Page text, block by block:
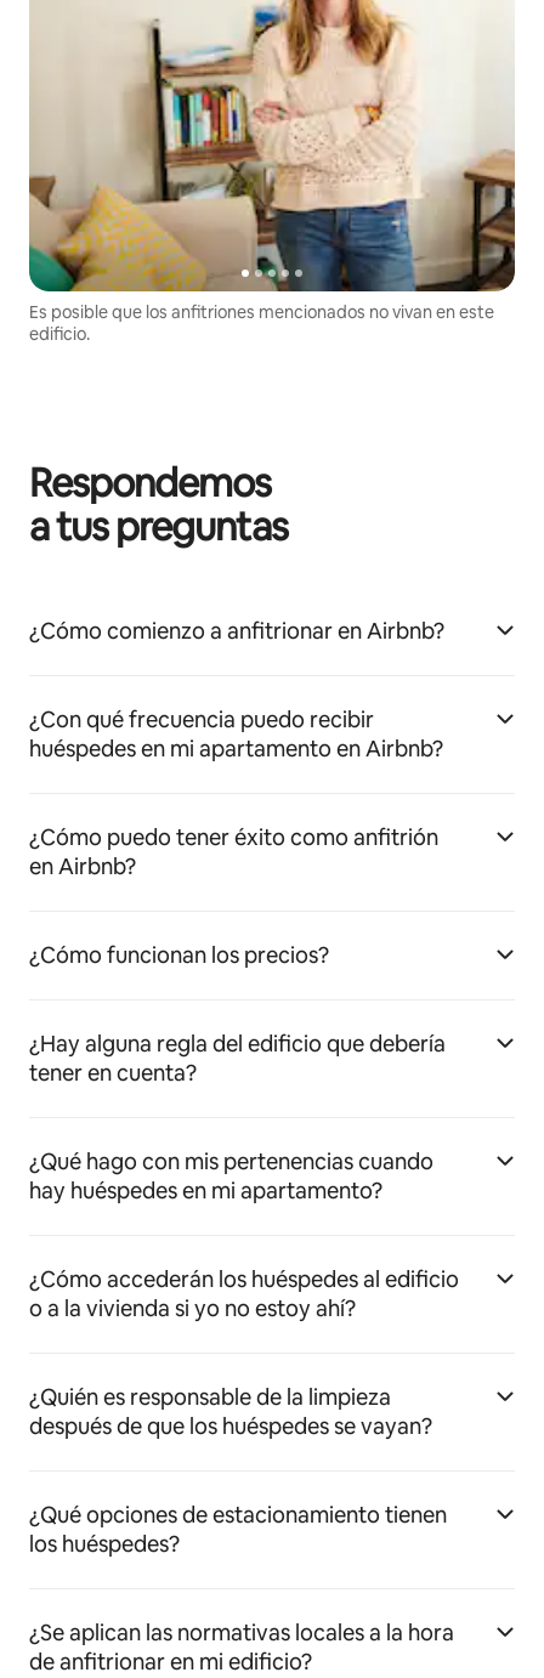
Es posible que los anfitriones mencionados no vivan en este
edificio.
Respondemos
a tus preguntas
¿Cómo comienzo a anfitrionar en Airbnb?
¿Con qué frecuencia puedo recibir
huéspedes en mi apartamento en Airbnb?
¿Cómo puedo tener éxito como anfitrión
en Airbnb?
¿Cómo funcionan los precios?
¿Hay alguna regla del edificio que debería
tener en cuenta?
¿Qué hago con mis pertenencias cuando
hay huéspedes en mi apartamento?
¿Cómo accederán los huéspedes al edificio
o a la vivienda si yo no estoy ahí?
¿Quién es responsable de la limpieza
después de que los huéspedes se vayan?
¿Qué opciones de estacionamiento tienen
los huéspedes?
¿Se aplican las normativas locales a la hora
de anfitrionar en mi edificio?